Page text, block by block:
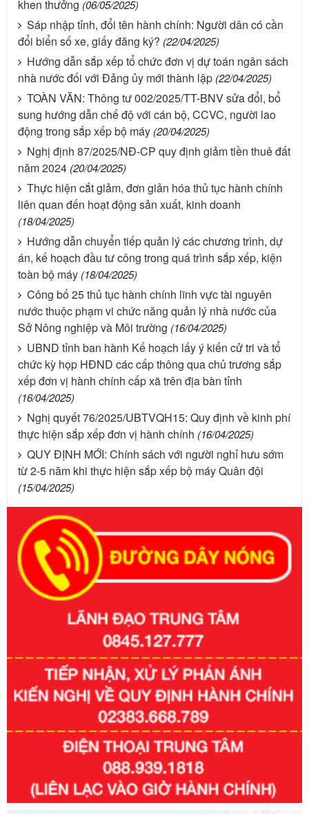
khen thưởng (06/05/2025)
Sáp nhập tỉnh, đổi tên hành chính: Người dân có cần
đổi biển số xe, giấy đăng ký? (22/04/2025)
Hướng dẫn sắp xếp tổ chức đơn vị dự toán ngân sách
nhà nước đối với Đảng ủy mới thành lập (22/04/2025)
TOÀN VĂN: Thông tư 002/2025/TT-BNV sửa đổi, bổ
sung hướng dẫn chế độ với cán bộ, CCVC, người lao
động trong sắp xếp bộ máy (20/04/2025)
Nghị định 87/2025/NĐ-CP quy định giảm tiền thuê đất
năm 2024 (20/04/2025)
Thực hiện cắt giảm, đơn giản hóa thủ tục hành chính
liên quan đến hoạt động sản xuất, kinh doanh
(18/04/2025)
Hướng dẫn chuyển tiếp quản lý các chương trình, dự
án, kế hoạch đầu tư công trong quá trình sắp xếp, kiện
toàn bộ máy (18/04/2025)
Công bố 25 thủ tục hành chính lĩnh vực tài nguyên
nước thuộc phạm vi chức năng quản lý nhà nước của
Sở Nông nghiệp và Môi trường (16/04/2025)
UBND tỉnh ban hành Kế hoạch lấy ý kiến cử tri và tổ
chức kỳ họp HĐND các cấp thông qua chủ trương sắp
xếp đơn vị hành chính cấp xã trên địa bàn tỉnh
(16/04/2025)
Nghị quyết 76/2025/UBTVQH15: Quy định về kinh phí
thực hiện sắp xếp đơn vị hành chính (16/04/2025)
QUY ĐỊNH MỚI: Chính sách với người nghỉ hưu sớm
từ 2-5 năm khi thực hiện sắp xếp bộ máy Quân đội
(15/04/2025)
Số kí hiệu:351/2025/NĐ-CP
Tên: Nghị định số 351/2025/NĐ-CP của Chính phủ: Quy
định chuẩn nghèo đa chiều quốc gia giai đoạn 2026 - 2030
Ngày ban hành: 29/12/2026